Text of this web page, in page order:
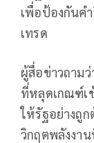
เพื่อป้องกันค
เทรด
ผู้สื่อข่าวถาม
ที่หลุดเกณฑ์เ
ให้รัฐอย่างถู
วิกฤตพลังงา